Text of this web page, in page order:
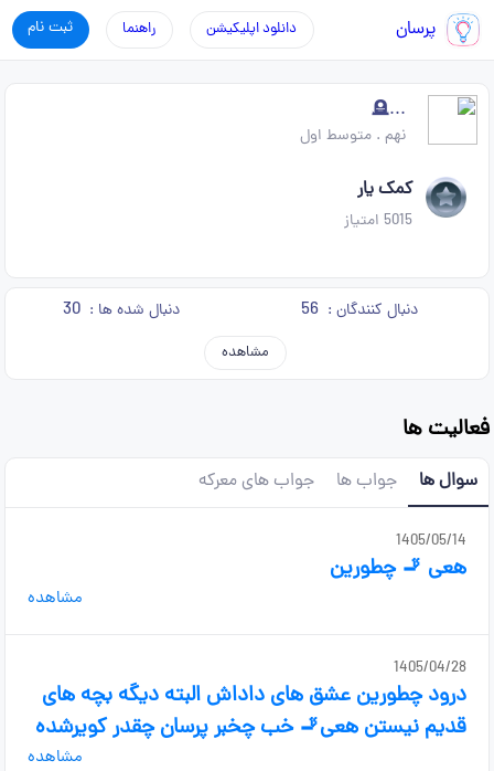
پرسان ثبت نام راهنما دانلود اپلیکیشن
...🪦
نهم .متوسط اول
کمک یار
5015 امتیاز
دنبال کنندگان : 56 دنبال شده ها : 30
مشاهده
فعالیت ها
سوال ها جواب ها جواب های معرکه
1405/05/14
هعی 🚬 چطورین
مشاهده
1405/04/28
درود چطورین عشق های داداش البته دیگه بچه های
قدیم نیستن هعی🚬 خب چخبر پرسان چقدر کویرشده
مشاهده